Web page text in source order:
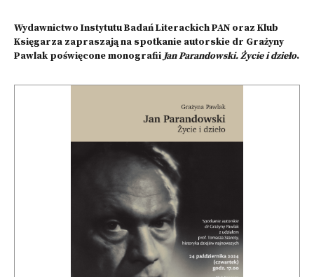
Wydawnictwo Instytutu Badań Literackich PAN oraz Klub
Księgarza zapraszają na spotkanie autorskie dr Grażyny
Pawlak poświęcone monografiiJan Parandowski. Życie i dzieło.